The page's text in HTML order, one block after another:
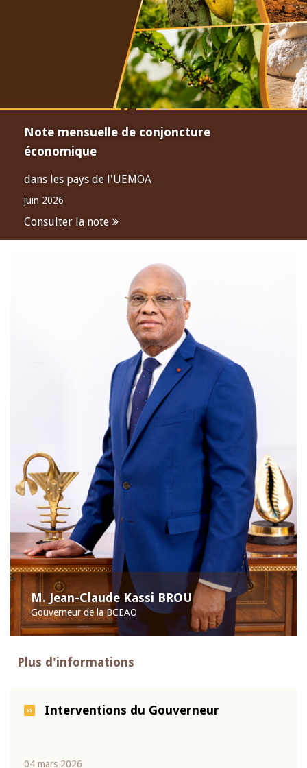
Note mensuelle de conjoncture
économique
dans les pays de l'UEMOA
juin 2026
Consulter la note
M. Jean-Claude Kassi BROU
Gouverneur de la BCEAO
Plus d'informations
Interventions du Gouverneur
04 mars 2026